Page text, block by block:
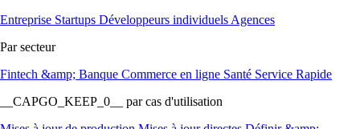
Entreprise Startups Développeurs individuels Agences
Par secteur
Fintech &amp; Banque Commerce en ligne Santé Service Rapide
__CAPGO_KEEP_0__ par cas d'utilisation